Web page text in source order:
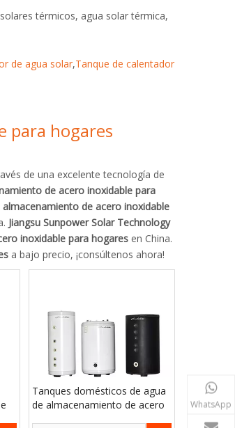
térmicos, agua solar térmica,
de agua solar,Tanque de calentador
para hogares
de una excelente tecnología de
de acero inoxidable para
almacenamiento de acero inoxidable
Jiangsu Sunpower Solar Technology
inoxidable para hogares en China.
a bajo precio, ¡consúltenos ahora!
Tanques domésticos de agua
de almacenamiento de acero
WhatsApp